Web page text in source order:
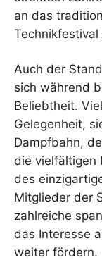
an das
Auch der
sich während
Beliebtheit.
Gelegenheit,
Dampfbahn,
die vielfältigen
des
Mitglieder der
zahlreiche
das Interesse
weiter fördern.